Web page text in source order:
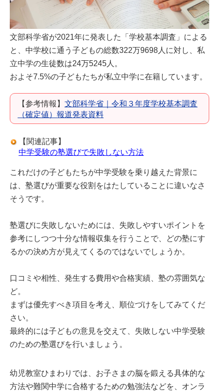
文部科学省が2021年に発表した「学校基本調査」による
と、中学校に通う子どもの総数322万9698人に対し、私
立中学の生徒数は24万5245人。
およそ7.5%の子どもたちが私立中学に在籍しています。
【参考情報】 文部科学省｜令和３年度学校基本調査
（確定値）報道発表資料
【関連記事】
中学受験の塾選びで失敗しない方法
これだけの子どもたちが中学受験を乗り越えた背景に
は、塾選びが重要な役割をはたしていることに違いなさ
そうです。
塾選びに失敗しないためには、失敗しやすいポイントを
参考にしつつ十分な情報収集を行うことで、どの塾にす
るかの決め方が見えてくるのではないでしょうか。
口コミや相性、発生する費用や合格実績、塾の雰囲気な
ど。
まずは優先すべき項目を考え、順位づけをしてみてくだ
さい。
最終的には子どもの意見を交えて、失敗しない中学受験
のための塾選びを行いましょう。
幼児教室ひまわりでは、お子さまの脳を鍛える具体的な
方法や難関中学に合格するための勉強法などを、オンラ